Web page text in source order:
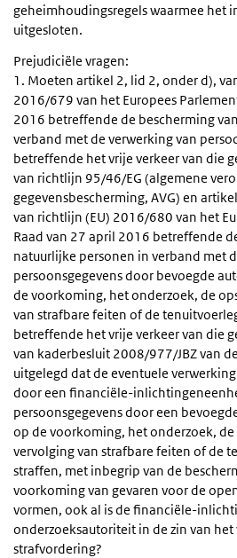
geheimhoudingsregels waarmee het
uitgesloten.
Prejudiciële vragen:
1. Moeten artikel 2, lid 2, onder d),
2016/679 van het Europees
2016 betreffende de bescherming
verband met de verwerking van
betreffende het vrije verkeer van die
van richtlijn 95/46/EG (algemene
gegevensbescherming, AVG) en
van richtlijn (EU) 2016/680 van het
Raad van 27 april 2016 betreffende
natuurlijke personen in verband met
persoonsgegevens door bevoegde
de voorkoming, het onderzoek, de
van strafbare feiten of de
betreffende het vrije verkeer van die
van kaderbesluit 2008/977/JBZ van
uitgelegd dat de eventuele
door een financiële-
persoonsgegevens door een
op de voorkoming, het onderzoek,
vervolging van strafbare feiten of de
straffen, met inbegrip van de
voorkoming van gevaren voor de
vormen, ook al is de financiële-
onderzoeksautoriteit in de zin van
strafvordering?